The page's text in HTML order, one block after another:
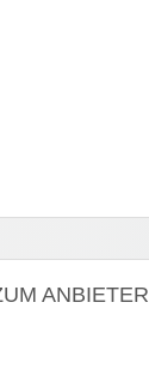
ANBIETER